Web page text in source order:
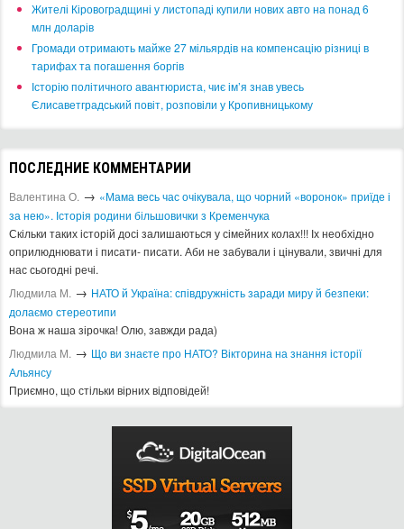
​Жителі Кіровоградщині у листопаді купили нових авто на понад 6
млн доларів
​Громади отримають майже 27 мільярдів на компенсацію різниці в
тарифах та погашення боргів
Історію політичного авантюриста, чиє ім’я знав увесь
Єлисаветградський повіт, розповіли у Кропивницькому
ПОСЛЕДНИЕ КОММЕНТАРИИ
Валентина О. → «Мама весь час очікувала, що чорний «воронок» приїде і
за нею». Історія родини більшовички з Кременчука
Скільки таких історій досі залишаються у сімейних колах!!! Іх необхідно
оприлюднювати і писати- писати. Аби не забували і цінували, звичні для
нас сьогодні речі.
Людмила М. → ​НАТО й Україна: співдружність заради миру й безпеки:
долаємо стереотипи
Вона ж наша зірочка! Олю, завжди рада)
Людмила М. → Що ви знаєте про НАТО? Вікторина на знання історії
Альянсу ​
Приємно, що стільки вірних відповідей!